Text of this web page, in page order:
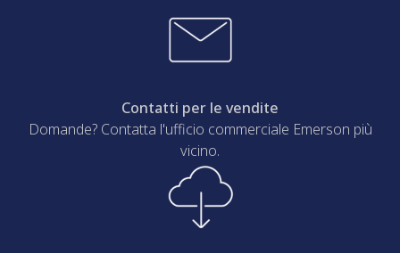
Contatti per le vendite
Domande? Contatta l'ufficio commerciale Emerson più
vicino.